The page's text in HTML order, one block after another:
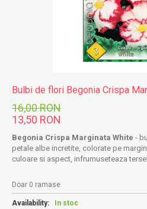
Bulbi de flori Begonia Crispa
16,00 RON
13,50 RON
Begonia Crispa Marginata White -
petale albe incretite, colorate pe
culoare si aspect, infrumuseteaza
Doar 0 ramase
Availability: In stoc